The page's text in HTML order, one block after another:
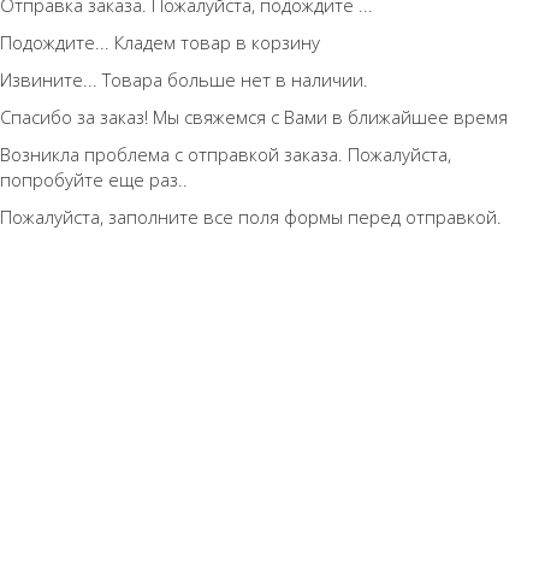
Отправка заказа. Пожалуйста, подождите ...
Подождите... Кладем товар в корзину
Извините... Товара больше нет в наличии.
Спасибо за заказ! Мы свяжемся с Вами в ближайшее время
Возникла проблема с отправкой заказа. Пожалуйста,
попробуйте еще раз..
Пожалуйста, заполните все поля формы перед отправкой.